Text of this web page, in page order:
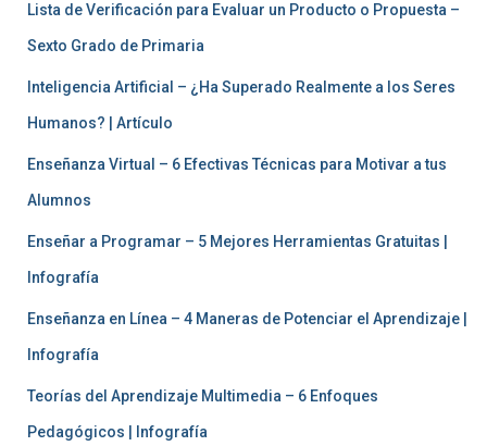
Lista de Verificación para Evaluar un Producto o Propuesta –
Sexto Grado de Primaria
Inteligencia Artificial – ¿Ha Superado Realmente a los Seres
Humanos? | Artículo
Enseñanza Virtual – 6 Efectivas Técnicas para Motivar a tus
Alumnos
Enseñar a Programar – 5 Mejores Herramientas Gratuitas |
Infografía
Enseñanza en Línea – 4 Maneras de Potenciar el Aprendizaje |
Infografía
Teorías del Aprendizaje Multimedia – 6 Enfoques
Pedagógicos | Infografía